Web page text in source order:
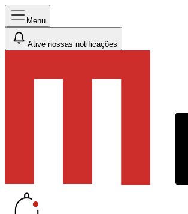
Menu
Ative nossas notificações